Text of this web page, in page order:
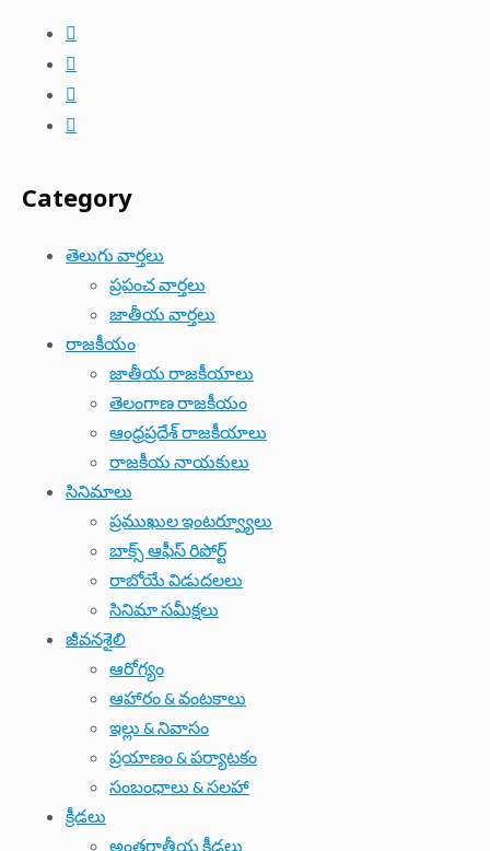
Category
తెలుగు వార్తలు
ప్రపంచ వార్తలు
జాతీయ వార్తలు
రాజకీయం
జాతీయ రాజకీయాలు
తెలంగాణ రాజకీయం
ఆంధ్రప్రదేశ్ రాజకీయాలు
రాజకీయ నాయకులు
సినిమాలు
ప్రముఖుల ఇంటర్వ్యూలు
బాక్స్ ఆఫీస్ రిపోర్ట్
రాబోయే విడుదలలు
సినిమా సమీక్షలు
జీవనశైలి
ఆరోగ్యం
ఆహారం & వంటకాలు
ఇల్లు & నివాసం
ప్రయాణం & పర్యాటకం
సంబంధాలు & సలహా
క్రీడలు